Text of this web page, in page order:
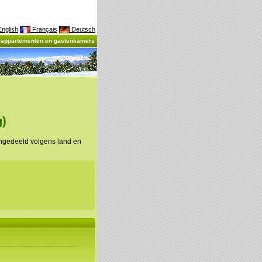
Français Deutsch
en gastenkamers
volgens land en